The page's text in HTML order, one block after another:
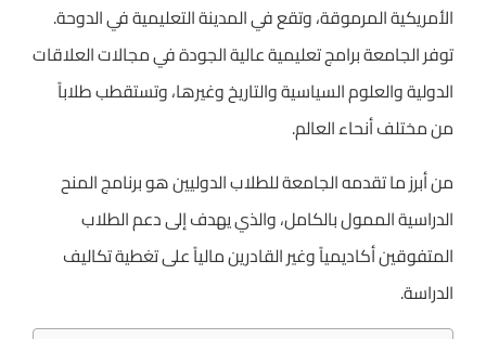
الأمريكية المرموقة، وتقع في المدينة التعليمية في الدوحة.
توفر الجامعة برامج تعليمية عالية الجودة في مجالات العلاقات
الدولية والعلوم السياسية والتاريخ وغيرها، وتستقطب طلاباً
من مختلف أنحاء العالم.
من أبرز ما تقدمه الجامعة للطلاب الدوليين هو برنامج المنح
الدراسية الممول بالكامل، والذي يهدف إلى دعم الطلاب
المتفوقين أكاديمياً وغير القادرين مالياً على تغطية تكاليف
الدراسة.